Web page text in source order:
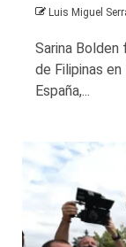
Luis Miguel
Sarina
de Filipinas
España,...